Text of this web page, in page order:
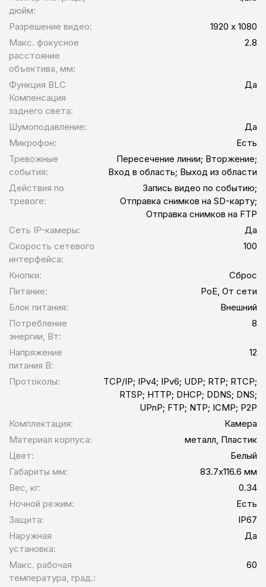
дюйм:
Разрешение видео:
1920 х 1080
Макс. фокусное
расстояние
объектива, мм:
2.8
Функция BLC
Компенсация
заднего света:
Да
Шумоподавление:
Да
Микрофон:
Есть
Тревожные
события:
Пересечение линии; Вторжение;
Вход в область; Выход из области
Действия по
тревоге:
Запись видео по событию;
Отправка снимков на SD-карту;
Отправка снимков на FTP
Сеть IP-камеры:
Да
Скорость сетевого
интерфейса:
100
Кнопки:
Сброс
Питание:
PoE, От сети
Блок питания:
Внешний
Потребление
энергии, Вт:
8
Напряжение
питания В:
12
Протоколы:
TCP/IP; IPv4; IPv6; UDP; RTP; RTCP;
RTSP; HTTP; DHCP; DDNS; DNS;
UPnP; FTP; NTP; ICMP; P2P
Комплектация:
Камера
Материал корпуса:
металл, Пластик
Цвет:
Белый
Габариты мм:
83.7х116.6 мм
Вес, кг:
0.34
Ночной режим:
Есть
Защита:
IP67
Наружная
установка:
Да
Макс. рабочая
температура, град.:
60